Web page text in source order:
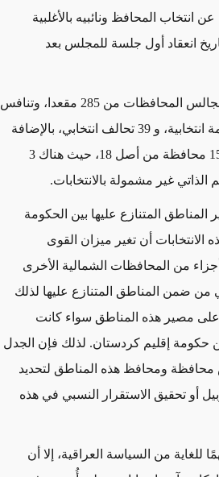
مسئولة عن انتخاب المحافظ ونائبيه بالأغلبية
المجلس خلال مدة 30 يوما من تاريخ انعقاد أول جلسة للمجلس بعد
وبحسب قانون مجالس المحافظات العراقي، تتكون مجالس المحافظات من 285 مقعدا، وتنافس
في الانتخابات الأخيرة حوالي 6000 مرشح من 134 قائمة انتخابية، و 39 تحالف انتخابي، بالإضافة
إلى حوالي 60 مرشحا مستقلا. شملت هذه الانتخابات 15 محافظة من أصل 18، حيث هناك 3
غير مشمولة بالانتخابات.
المناطق المتنازع عليها بين الحكومة
أن تغير ميزان القوى
من المحافظات الشمالية الأخرى
من ضمن المناطق المتنازع عليها لذلك
على مصير هذه المناطق سواء كانت
إقليم كردستان. لذلك فإن الجدل
محافظة ومحافظ هذه المناطق لتحديد
أو تحقيق الاستقرار النسبي في هذه
من السياسة العراقية، إلا أن